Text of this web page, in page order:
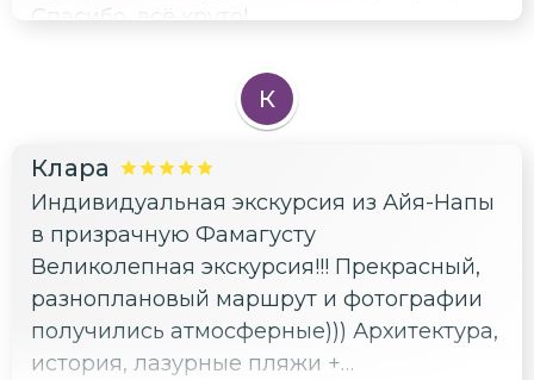
Спасибо, всё круто!
К
Клара
Индивидуальная экскурсия из Айя-Напы
в призрачную Фамагусту
Великолепная экскурсия!!! Прекрасный,
разноплановый маршрут и фотографии
получились атмосферные))) Архитектура,
история, лазурные пляжи +